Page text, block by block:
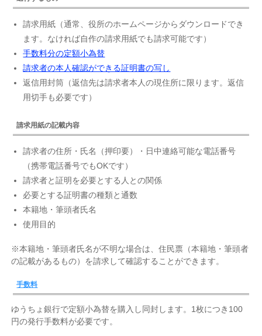
請求用紙（通常、役所のホームページからダウンロードでき
ます。なければ自作の請求用紙でも請求可能です）
手数料分の定額小為替
請求者の本人確認ができる証明書の写し
返信用封筒（返信先は請求者本人の現住所に限ります。返信
用切手も必要です）
請求用紙の記載内容
請求者の住所・氏名（押印要）・日中連絡可能な電話番号
（携帯電話番号でもOKです）
請求者と証明を必要とする人との関係
必要とする証明書の種類と通数
本籍地・筆頭者氏名
使用目的
※本籍地・筆頭者氏名が不明な場合は、住民票（本籍地・筆頭者
の記載があるもの）を請求して確認することができます。
手数料
ゆうちょ銀行で定額小為替を購入し同封します。1枚につき100
円の発行手数料が必要です。